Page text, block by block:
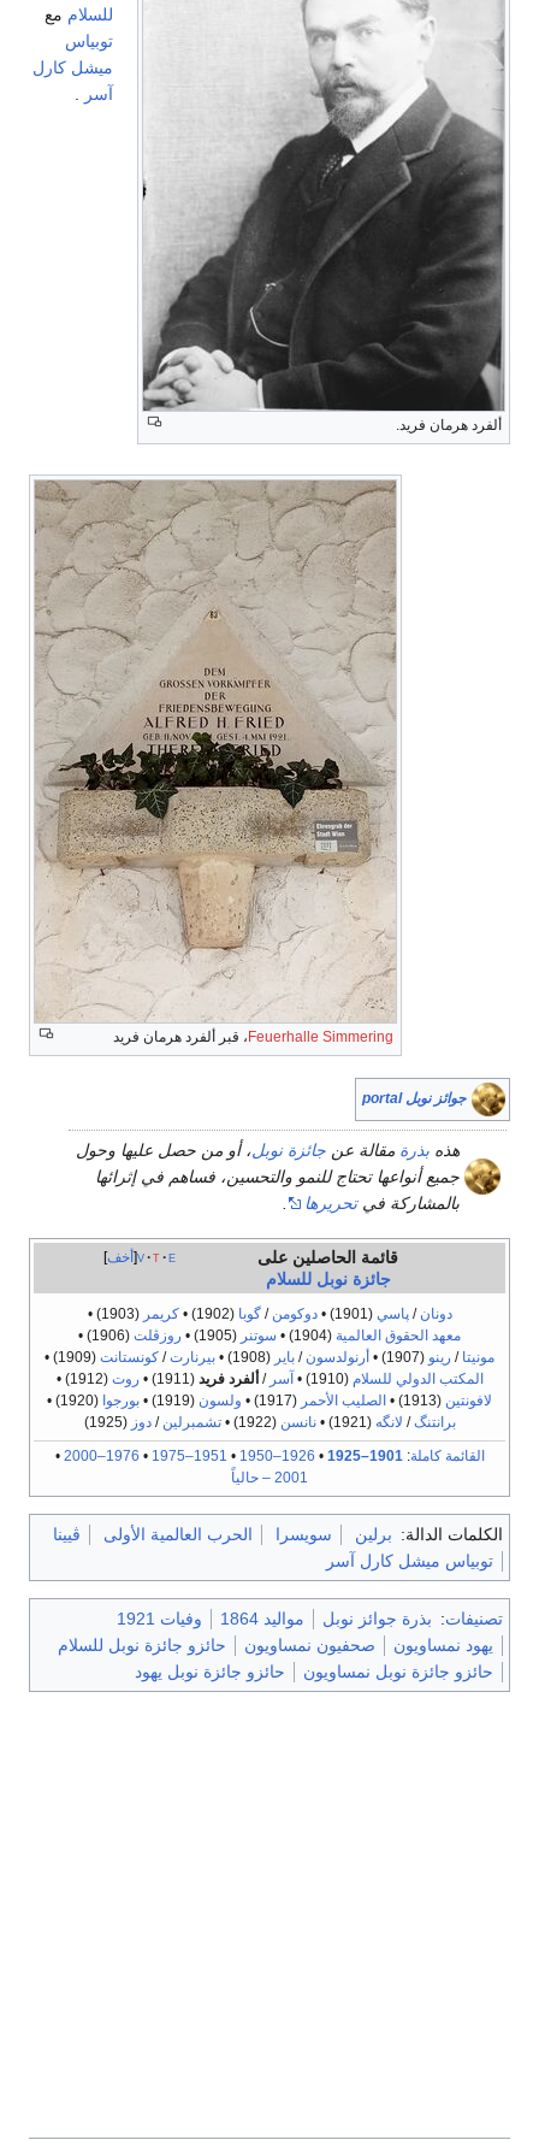
ألفرد هرمان فريد.
Feuerhalle Simmering ، قبر ألفرد هرمان فريد
للسلام مع
توبياس
ميشل كارل
آسر
جوائز نوبل portal
هذه بذرة مقالة عن جائزة نوبل، أو من حصل عليها وحول
جميع أنواعها تحتاج للنمو والتحسين، فساهم في إثرائها
بالمشاركة فيتحريرها .
أخف v t e
قائمة الحاصلين على
جائزة نوبل للسلام
دونان /پاسي (1901)
•دوكومن /گوبا (1902)
•كريمر (1903)
•
معهد الحقوق العالمية (1904)
• سوتنر (1905)
• روزڤلت (1906)
•
مونيتا / رينو (1907)
• أرنولدسون / باير (1908)
• بيرنارت/ كونستانت (1909)
•
المكتب الدولي للسلام (1910)
•آسر /ألفرد فريد (1911)
• روت (1912)
•
لافونتين (1913)
• الصليب الأحمر (1917)
• ولسون (1919)
• بورجوا (1920)
•
برانتنگ/ لانگه (1921)
•نانسن (1922)
•تشمبرلين /دوز (1925)
القائمة كاملة:
1901–1925
•
1926–1950
•
1951–1975
•
1976–2000
•
2001 – حالياً
الكلمات الدالة: برلين سويسرا الحرب العالمية الأولى
ڤيينا
توبياس ميشل كارل آسر
تصنيفات: بذرة جوائز نوبل مواليد 1864
وفيات 1921
يهود نمساويون
صحفيون نمساويون
حائزو جائزة نوبل للسلام
حائزو جائزة نوبل نمساويون
حائزو جائزة نوبل يهود